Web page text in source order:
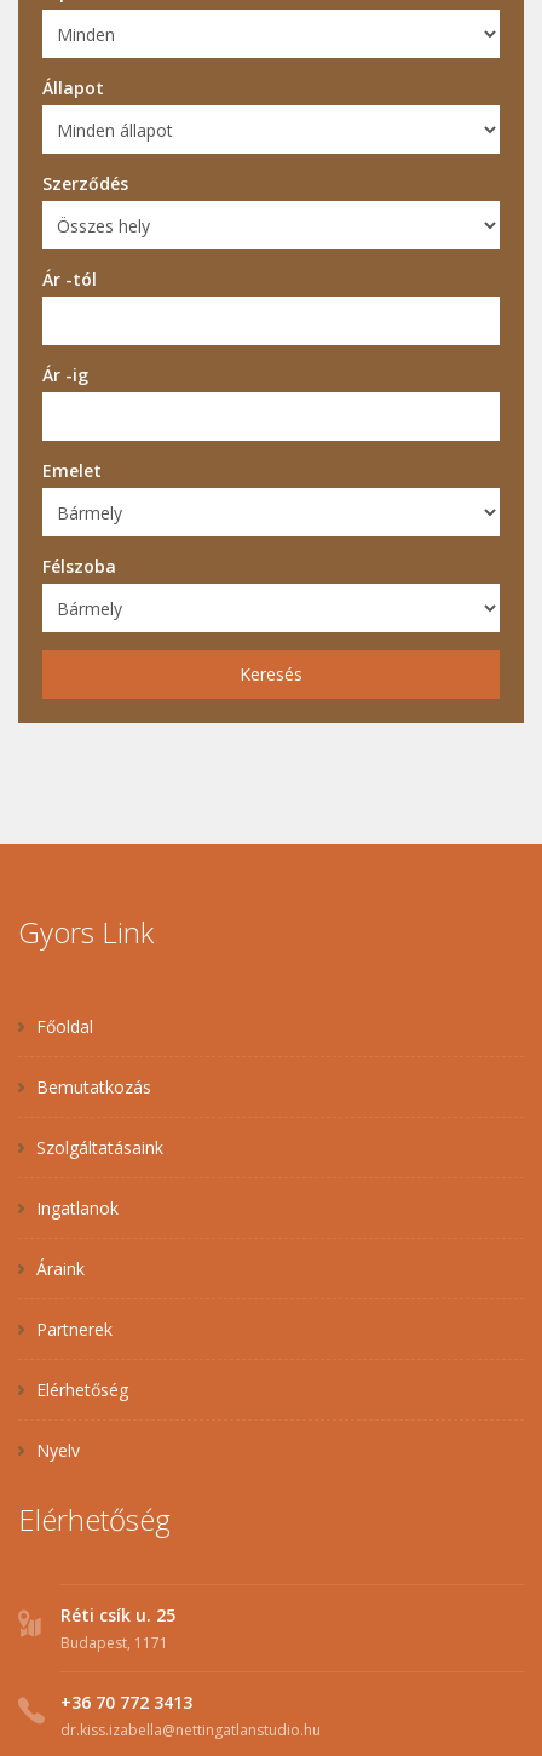
Állapot
Szerződés
Ár -tól
Ár -ig
Emelet
Félszoba
Keresés
Gyors Link
Főoldal
Bemutatkozás
Szolgáltatásaink
Ingatlanok
Áraink
Partnerek
Elérhetőség
Nyelv
Elérhetőség
Réti csík u. 25
Budapest, 1171
+36 70 772 3413
dr.kiss.izabella@nettingatlanstudio.hu